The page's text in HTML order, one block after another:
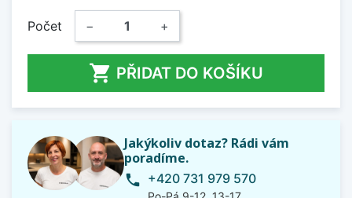
Počet − +
 PŘIDAT DO KOŠÍKU
Jakýkoliv dotaz? Rádi vám
poradíme.
phone +420 731 979 570